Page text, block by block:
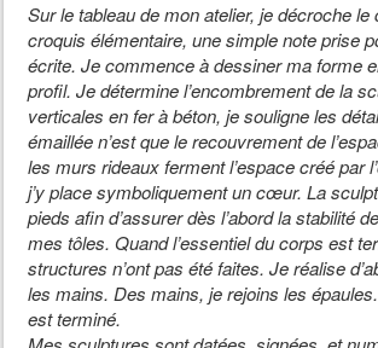
Sur le tableau de mon atelier, je décroche le
croquis élémentaire, une simple note prise
écrite. Je commence à dessiner ma forme
profil. Je détermine l’encombrement de la
verticales en fer à béton, je souligne les
émaillée n’est que le recouvrement de
les murs rideaux ferment l’espace créé par
j’y place symboliquement un cœur. La
pieds afin d’assurer dès l’abord la stabilité
mes tôles. Quand l’essentiel du corps est
structures n’ont pas été faites. Je réalise
les mains. Des mains, je rejoins les
est terminé.